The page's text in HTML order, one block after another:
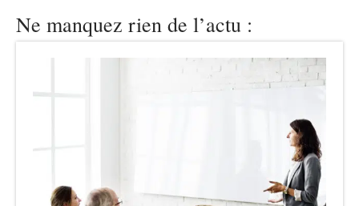
Ne manquez rien de l’actu :